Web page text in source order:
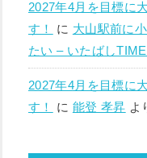
2027年4月を目標に
す！
に 大山駅前に
たい – いたばし
2027年4月を目標に
す！
に 能登 孝昇 よ